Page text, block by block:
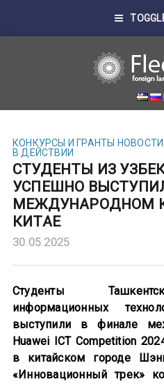
КОНКУРСЫ И ГРАНТЫ НОВОСТИ
В ДЕЙСТВИИ
СТУДЕНТЫ ИЗ
УСПЕШНО
МЕЖДУНАРОДНОМ
КИТАЕ
30.05.2025
Студенты
информационных
выступили в финале
Huawei ICT Competition
в китайском городе
«Инновационный трек»